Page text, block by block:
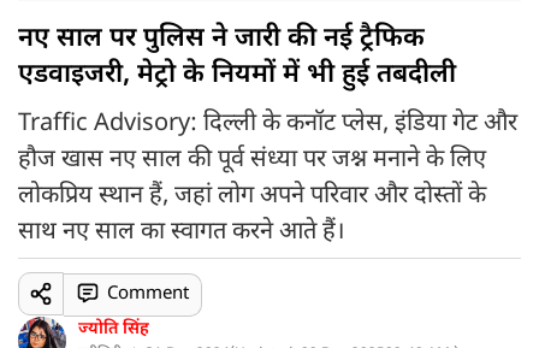
नए साल पर पुलिस ने जारी की नई ट्रैफिक
एडवाइजरी, मेट्रो के नियमों में भी हुई तबदीली
Traffic Advisory: दिल्ली के कनॉट प्लेस, इंडिया गेट और
हौज खास नए साल की पूर्व संध्या पर जश्न मनाने के लिए
लोकप्रिय स्थान हैं, जहां लोग अपने परिवार और दोस्तों के
साथ नए साल का स्वागत करने आते हैं।
ज्योति सिंह
Comment